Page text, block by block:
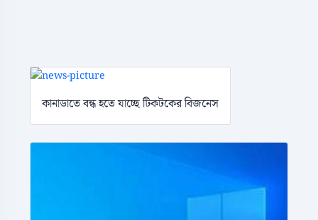
কানাডাতে বন্ধ হতে যাচ্ছে টিকটকের বিজনেস